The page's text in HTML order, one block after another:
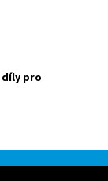
díly pro